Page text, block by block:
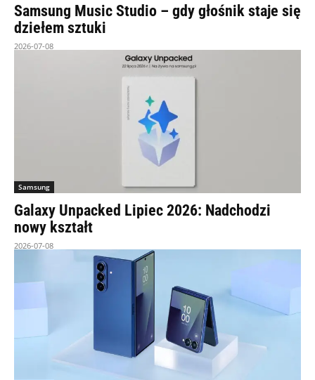
Samsung Music Studio – gdy głośnik staje się
dziełem sztuki
2026-07-08
Samsung
Galaxy Unpacked Lipiec 2026: Nadchodzi
nowy kształt
2026-07-08